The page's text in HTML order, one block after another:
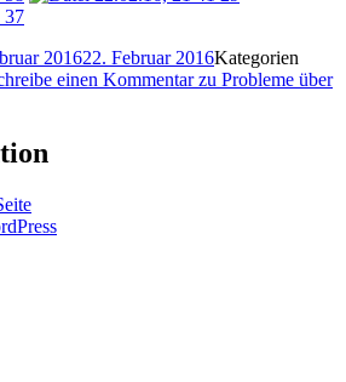
201622. Februar 2016Kategorien
einen Kommentarzu Probleme über